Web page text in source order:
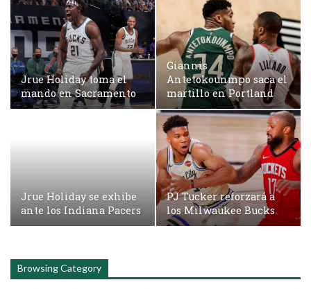
Jrue Holiday toma el
mando en Sacramento
Giannis
Antetokounmpo saca el
martillo en Portland
Jrue Holiday se exhibe
ante los Indiana Pacers
PJ Tucker reforzará a
los Milwaukee Bucks
Browsing Category